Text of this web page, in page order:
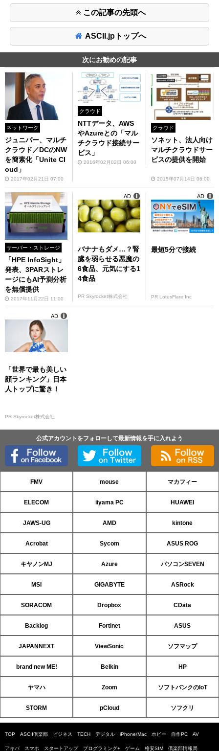
この記事の先頭へ
ASCII.jpトップへ
次にお勧めの記事
ネットワーク
ジュニパー、マルチ
クラウド／DCのNW
を簡素化「Unite Cl
oud」
2017年02月21日 07:00
クラウド
NTTデータ、AWS
やAzureとの「マル
チクラウド接続サー
ビス」
2016年02月02日 06:00
クラウド
ソネット、法人向け
マルチクラウドサー
ビスの提供を開始
2015年07月14日 06:00
サーバー・ストレージ
「HPE InfoSight」
発表、3PARストレ
ージにもAI予測分析
を無償提供
2017年11月22日 11:00
バナナもダメ…？腎
臓を弱らせる悪魔の
6食品、元気にする1
4食品
PR Skyrocket株式会社
AD
最短5分で接続
PR LotusFlare Inc
AD
「世界で最も美しい
顔ランキング」日本
人トップに驚き！
PR Skyrocket株式会社
AD
公式アカウントをフォローして最新情報を手に入れよう
FMV mouse マカフィー
ELECOM iiyama PC HUAWEI
JAWS-UG AMD kintone
Acrobat Sycom ASUS ROG
キヤノンMJ Azure パソコンSEVEN
MSI GIGABYTE ASRock
SORACOM Dropbox CData
Backlog Fortinet ASUS
JAPANNEXT ViewSonic ソフマップ
brand new ME! Belkin HP
ヤマハ Zoom ソフトバンクのIoT
STORM pCloud ソフクリ
TOP ASCII倶楽部 ビジネス TECH デジタル iPhone/Mac ホビー 自作PC AV
アキバ スマホ スタートアップ プログラミング+ ゲーム 格安SIM 倶楽部情報局